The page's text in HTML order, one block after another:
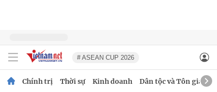
# ASEAN CUP 2026
Chính trị Thời sự Kinh doanh Dân tộc và Tôn giáo